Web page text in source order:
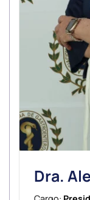
Dra.